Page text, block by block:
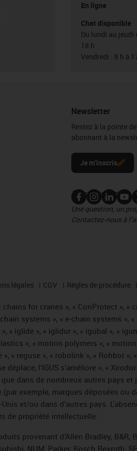
En ligne
Chat disponible
Du lundi au jeudi
18 h
Vendredi : 8 h à
Newsletter
Restez à la pointe
abonnant à la
Je m'inscris
Nous contacter
Une question, un
Contactez-nous à
légales CGV Règles de procédure
for cranes », « ConProtect », «
systems », « e-chain systems
« iglide », « iglidur », « igubal », «
», « motion polymers », «
», « reguse », « robolink », « Rohbot
l’IGUS s’améliore », «
que dans de nombreux autres pays
exemple, marques déposées ou
et/ou dans d’autres pays.
de propriété intellectuelle.
provenant d’Allen Bradley,
NUM, Parker, Bosch